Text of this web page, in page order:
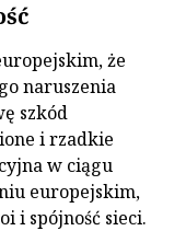
że
naruszenia
szkód
i rzadkie
w ciągu
europejskim,
i spójność sieci.